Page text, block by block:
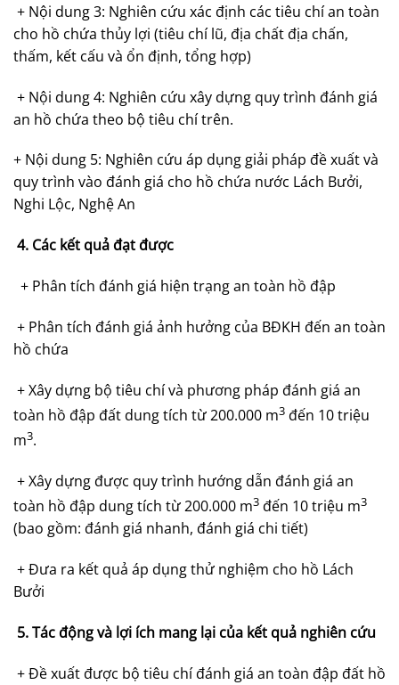
+ Nội dung 3: Nghiên cứu xác định các tiêu chí an toàn
cho hồ chứa thủy lợi (tiêu chí lũ, địa chất địa chấn,
thấm, kết cấu và ổn định, tổng hợp)
+ Nội dung 4: Nghiên cứu xây dựng quy trình đánh giá
an hồ chứa theo bộ tiêu chí trên.
+ Nội dung 5: Nghiên cứu áp dụng giải pháp đề xuất và
quy trình vào đánh giá cho hồ chứa nước Lách Bưởi,
Nghi Lộc, Nghệ An
4. Các kết quả đạt được
+ Phân tích đánh giá hiện trạng an toàn hồ đập
+ Phân tích đánh giá ảnh hưởng của BĐKH đến an toàn
hồ chứa
+ Xây dựng bộ tiêu chí và phương pháp đánh giá an
toàn hồ đập đất dung tích từ 200.000 m3 đến 10 triệu
m3.
+ Xây dựng được quy trình hướng dẫn đánh giá an
toàn hồ đập dung tích từ 200.000 m3 đến 10 triệu m3
(bao gồm: đánh giá nhanh, đánh giá chi tiết)
+ Đưa ra kết quả áp dụng thử nghiệm cho hồ Lách
Bưởi
5. Tác động và lợi ích mang lại của kết quả nghiên cứu
+ Đề xuất được bộ tiêu chí đánh giá an toàn đập đất hồ